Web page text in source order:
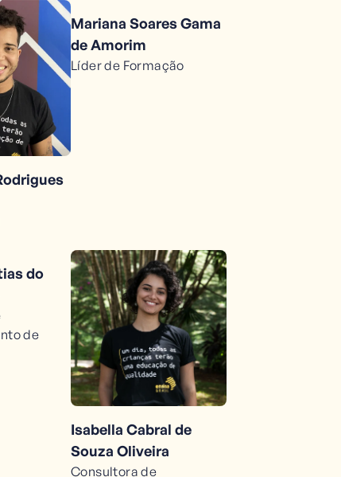
Mariana Soares Gama
de Amorim
Líder de Formação
do
de
Isabella Cabral de
Souza Oliveira
Consultora de